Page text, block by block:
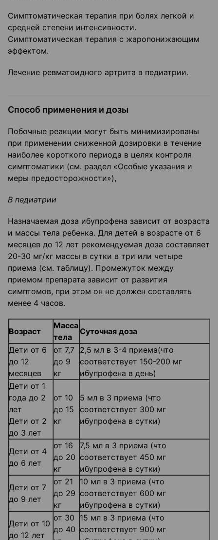
Симптоматическая терапия при болях легкой и
средней степени интенсивности.
Симптоматическая терапия с жаропонижающим
эффектом.
Лечение ревматоидного артрита в педиатрии.
Способ применения и дозы
Побочные реакции могут быть минимизированы
при применении сниженной дозировки в течение
наиболее короткого периода в целях контроля
симптоматики (см. раздел «Особые указания и
меры предосторожности»),
В педиатрии
Назначаемая доза ибупрофена зависит от возраста
и массы тела ребенка. Для детей в возрасте от 6
месяцев до 12 лет рекомендуемая доза составляет
20-30 мг/кг массы в сутки в три или четыре
приема (см. таблицу). Промежуток между
приемом препарата зависит от развития
симптомов, при этом он не должен составлять
менее 4 часов.
Возраст
Масса
тела
Суточная доза
Дети от 6
до 12
месяцев
от 7,7
до 9
кг
2,5 мл в 3-4 приема(что
соответствует 150-200 мг
ибупрофена в день)
Дети от 1
года до 2
лет
Дети от 2
до 3 лет
от 10
до 15
кг
5 мл в 3 приема (что
соответствует 300 мг
ибупрофена в сутки)
Дети от 4
до 6 лет
от 16
до 20
кг
7,5 мл в 3 приема (что
соответствует 450 мг
ибупрофена в сутки)
Дети от 7
до 9 лет
от 21
до 29
кг
10 мл в 3 приема (что
соответствует 600 мг
ибупрофена в сутки)
Дети от 10
до 12 лет
от 30
до 40
15 мл в 3 приема (что
соответствует 900 мг